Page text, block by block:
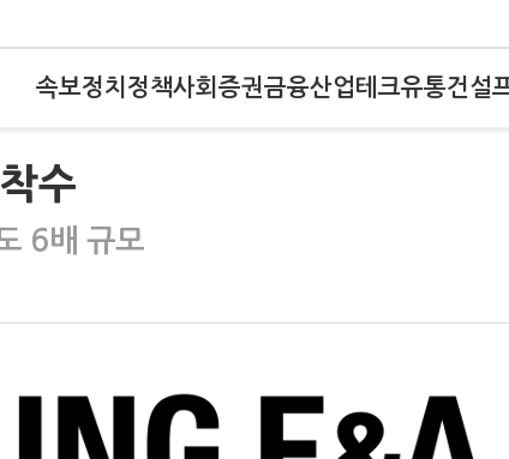
속보정치 정책사회 증권금융산업테크유통건설
수
6배 규모